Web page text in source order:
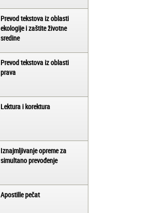
Prevod tekstova iz oblasti
ekologije i zaštite životne
sredine
Prevod tekstova iz oblasti
prava
Lektura i korektura
Iznajmljivanje opreme za
simultano prevođenje
Apostille pečat